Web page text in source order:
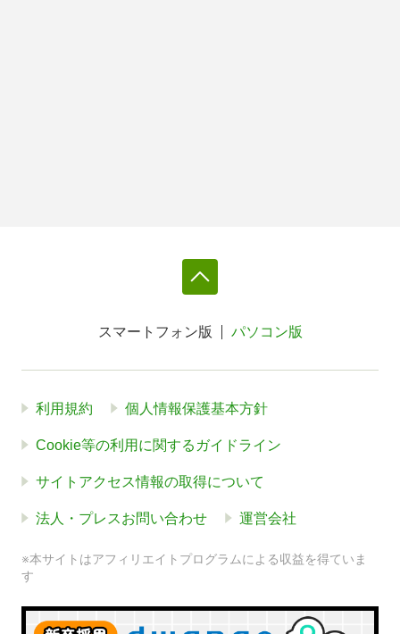
スマートフォン版 パソコン版
利用規約 個人情報保護基本方針
Cookie等の利用に関するガイドライン
サイトアクセス情報の取得について
法人・プレスお問い合わせ 運営会社
※本サイトはアフィリエイトプログラムによる収益を得ていま
す